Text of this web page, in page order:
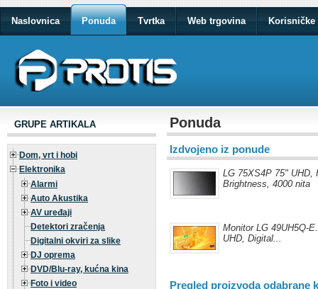
Naslovnica Ponuda Tvrtka Web trgovina Korisničke
GRUPE ARTIKALA
Dom, vrt i hobi
Elektronika
Alarmi
Auto Akustika
AV uređaji
Detektori zračenja
Digitalni okviri za slike
DJ oprema
DVD/Blu-ray, kućna kina
Foto i video
Ponuda
Izdvojeno iz ponude
LG 75XS4P 75" UHD,
Brightness, 4000 nita
Monitor LG 49UH5Q-
UHD, Digital...
Pregled proizvoda odabrane